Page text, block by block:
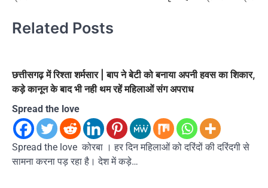
Related Posts
छत्तीसगढ़ में रिश्ता शर्मसार | बाप ने बेटी को बनाया अपनी हवस का शिकार,
कड़े कानून के बाद भी नही थम रहें महिलाओं संग अपराध
Spread the love
Spread the love कोरबा । हर दिन महिलाओं को दरिंदों की दरिंदगी से
सामना करना पड़ रहा है। देश में कड़े…